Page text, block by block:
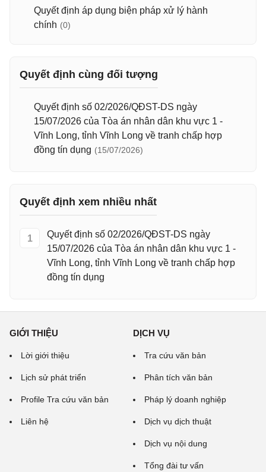
Quyết định áp dụng biện pháp xử lý hành
chính (0)
Quyết định cùng đối tượng
Quyết định số 02/2026/QĐST-DS ngày
15/07/2026 của Tòa án nhân dân khu vực 1 -
Vĩnh Long, tỉnh Vĩnh Long về tranh chấp hợp
đồng tín dụng (15/07/2026)
Quyết định xem nhiều nhất
1
Quyết định số 02/2026/QĐST-DS ngày
15/07/2026 của Tòa án nhân dân khu vực 1 -
Vĩnh Long, tỉnh Vĩnh Long về tranh chấp hợp
đồng tín dụng
GIỚI THIỆU
Lời giới thiệu
Lịch sử phát triển
Profile Tra cứu văn bản
Liên hệ
DỊCH VỤ
Tra cứu văn bản
Phân tích văn bản
Pháp lý doanh nghiệp
Dịch vụ dịch thuật
Dịch vụ nội dung
Tổng đài tư vấn